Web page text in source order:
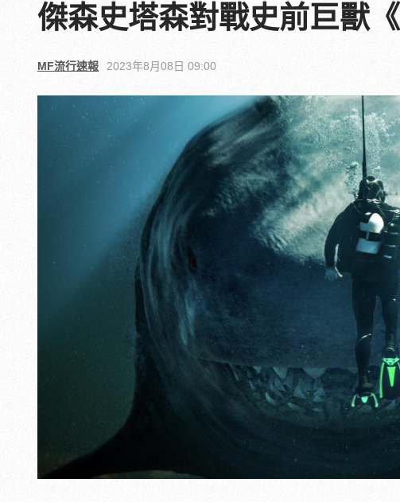
傑森史塔森對戰史前巨獸
MF流行速報 2023年8月08日 09:00